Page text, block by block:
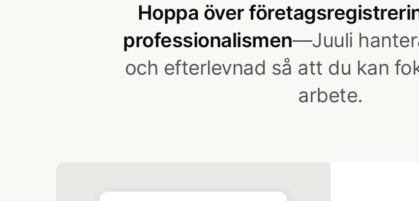
Hoppa över
professionalismen—Juuli
och efterlevnad så att du kan
arbete.